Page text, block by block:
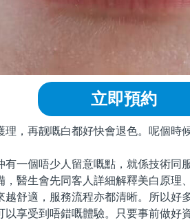
立即預約
再靓嘅白都好快會退色。呢個時
個唔少人留意嘅點，就係技術同
，醫生會先同客人詳細解釋美白原理
越舒適，服務流程亦都清晰。所以好
以享受到唔錯嘅體驗。只要事前做好